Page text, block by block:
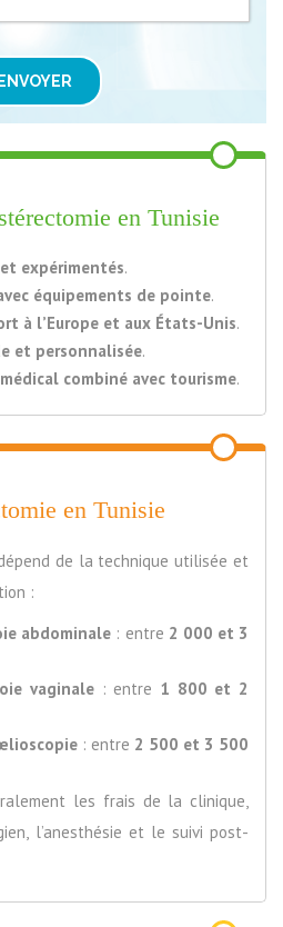
ENVOYER
en Tunisie
expérimentés.
équipements de pointe.
à l’Europe et aux États-Unis.
et personnalisée.
combiné avec tourisme.
en Tunisie
de la technique utilisée et
:
abdominale : entre 2 000 et 3
vaginale : entre 1 800 et 2
: entre 2 500 et 3 500
les frais de la clinique,
l’anesthésie et le suivi post-